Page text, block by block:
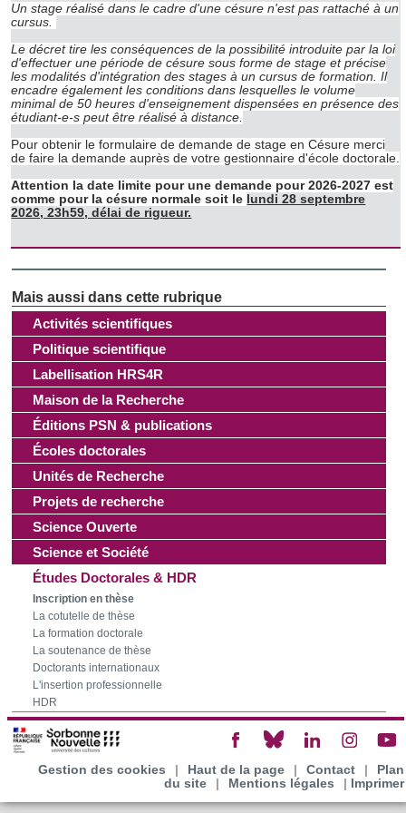
Les cookies nous permettent de personnaliser le contenu
et les annonces, d'offrir des fonctionnalités relatives aux
médias sociaux et d'analyser notre trafic. Nous
partageons également des informations sur l'utilisation de
notre site avec nos partenaires de médias sociaux, de
publicité et d'analyse, qui peuvent combiner celles-ci avec
ont collectées lors de votre utilisation de leurs services.
Activités scientifiques
Politique scientifique
Labellisation HRS4R
Maison de la Recherche
Éditions PSN & publications
Écoles doctorales
Unités de Recherche
Projets de recherche
Science Ouverte
Science et Société
Études Doctorales & HDR
Inscription en thèse
La cotutelle de thèse
La formation doctorale
La soutenance de thèse
Doctorants internationaux
L'insertion professionnelle
HDR
Un stage réalisé dans le cadre d'une césure n'est pas rattaché à un
cursus.
Le décret tire les conséquences de la possibilité introduite par la loi
d'effectuer une période de césure sous forme de stage et précise
les modalités d'intégration des stages à un cursus de formation. Il
encadre également les conditions dans lesquelles le volume
minimal de 50 heures d'enseignement dispensées en présence des
étudiant-e-s peut être réalisé à distance.
Pour obtenir le formulaire de demande de stage en Césure merci
de faire la demande auprès de votre gestionnaire d'école doctorale.
Attention la date limite pour une demande pour 2026-2027 est
comme pour la césure normale soit le lundi 28 septembre
2026, 23h59, délai de rigueur.
Gestion des cookies Haut de la page Contact
Plan
du site
Mentions légales Imprimer